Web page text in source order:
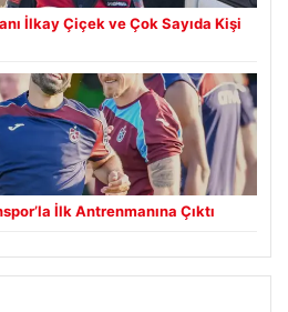
İlkay Çiçek ve Çok Sayıda Kişi
İlk Antrenmanına Çıktı